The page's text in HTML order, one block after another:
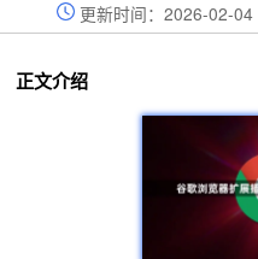
更新时间：2026-02-04
正文介绍